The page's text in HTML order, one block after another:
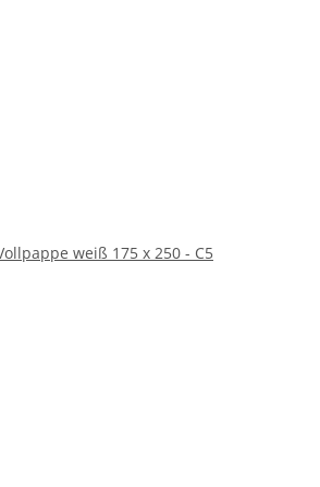
weiß 175 x 250 - C5